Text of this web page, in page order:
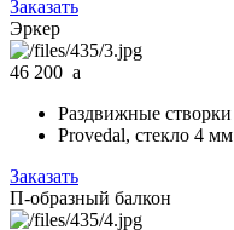
Заказать
Эркер
46 200 a
Раздвижные створки
Provedal, стекло 4 мм
Заказать
П-образный балкон